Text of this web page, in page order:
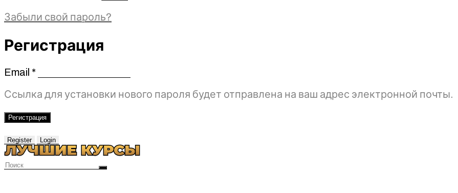
Забыли свой пароль?
Регистрация
Email *Обязательно
Ссылка для установки нового пароля будет отправлена ​​на ваш адрес электронной почты.
Регистрация
Register Login